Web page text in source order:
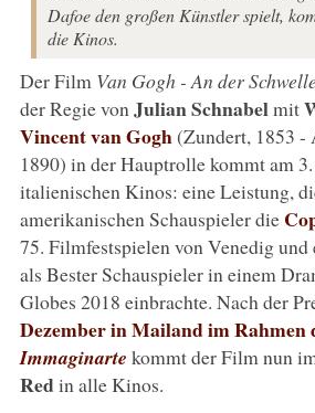
Dafoe den großen Künstler spielt,
die Kinos.
Der Film Van Gogh - An der
der Regie von Julian Schnabelmit
Vincent van Gogh(Zundert, 1853 -
1890) in der Hauptrolle kommt am
italienischen Kinos: eine Leistung,
amerikanischen Schauspieler die
75. Filmfestspielen von Venedig
als Bester Schauspieler in einem
Globes 2018 einbrachte. Nach der
Dezember in Mailand im Rahmen
Immaginarte kommt der Film nun
Redin alle Kinos.